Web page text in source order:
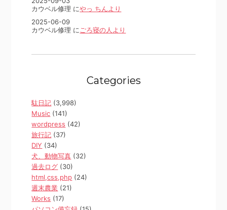
カウベル修理 にやっ ちんより
2025-06-09
カウベル修理 に ごろ寝の人より
Categories
駄日記 (3,998)
Music (141)
wordpress (42)
旅行記 (37)
DIY (34)
犬、動物写真 (32)
過去ログ (30)
html,css,php (24)
週末農業 (21)
Works (17)